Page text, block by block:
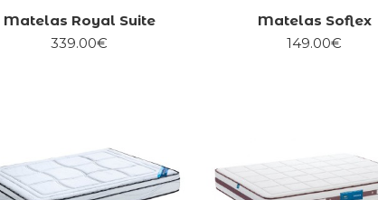
Matelas Royal Suite
339.00€
Matelas Soflex
149.00€